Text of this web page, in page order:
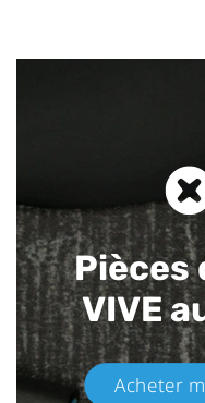
Pièces
VIVE
Acheter